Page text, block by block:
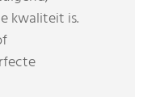
kwaliteit is.